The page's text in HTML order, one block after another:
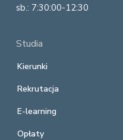
sb.: 7:30:00-12:30
Studia
Kierunki
Rekrutacja
E-learning
Opłaty